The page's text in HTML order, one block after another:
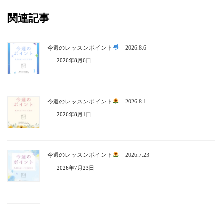
関連記事
今週のレッスンポイント 2026.8.6
2026年8月6日
今週のレッスンポイント 2026.8.1
2026年8月1日
今週のレッスンポイント 2026.7.23
2026年7月23日